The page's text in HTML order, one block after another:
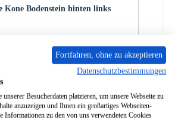
Kone Bodenstein hinten links
Regulärer Preis:
11,64 €
verfügbar, Lieferzeit: 2-4 Tage
Details
Fortfahren, ohne zu akzeptieren
Datenschutzbestimmungen
Besucherdaten platzieren, um unsere Webseite zu
anzuzeigen und Ihnen ein großartiges Webseiten-
Informationen zu den von uns verwendeten Cookies